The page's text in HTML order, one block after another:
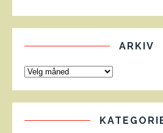
ARKIV